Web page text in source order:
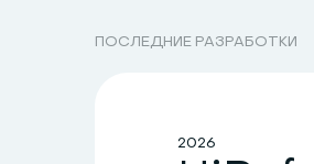
ПОСЛЕДНИЕ РАЗРАБОТКИ
2026